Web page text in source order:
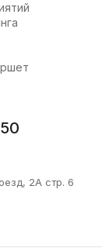
2А стр. 6